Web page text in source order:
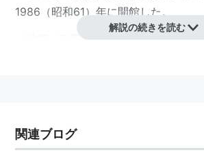
1986（昭和61）年に開館した。
一時期、耐震補強工事の関係で、
（財）メトロ文化財団が運営
解説の続きを読む
関連ブログ